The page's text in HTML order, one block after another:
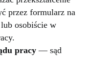
przez formularz na
osobiście w
pracy — sąd